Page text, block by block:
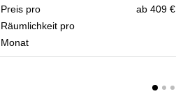
Preis pro
Räumlichkeit pro
Monat
ab 409 €